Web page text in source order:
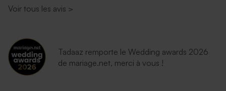
Voir tous les avis >
Tadaaz remporte le Wedding awards 2026
de mariage.net, merci à vous !